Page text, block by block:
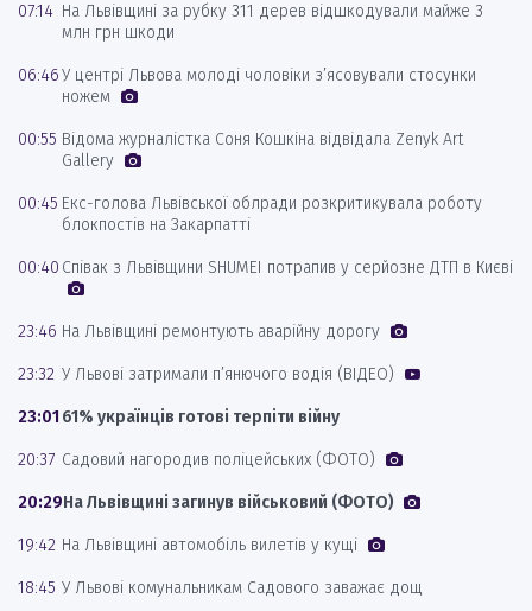
07:14 На Львівщині за рубку 311 дерев відшкодували майже 3
млн грн шкоди
06:46У центрі Львова молоді чоловіки з’ясовували стосунки
ножем
00:55 Відома журналістка Соня Кошкіна відвідала Zenyk Art
Gallery
00:45 Екс-голова Львівської облради розкритикувала роботу
блокпостів на Закарпатті
00:40 Співак з Львівщини SHUMEI потрапив у серйозне ДТП в Києві
23:46 На Львівщині ремонтують аварійну дорогу
23:32 У Львові затримали п’янючого водія (ВІДЕО)
23:01 61% українців готові терпіти війну
20:37 Садовий нагородив поліцейських (ФОТО)
20:29На Львівщині загинув військовий (ФОТО)
19:42 На Львівщині автомобіль вилетів у кущі
18:45 У Львові комунальникам Садового заважає дощ